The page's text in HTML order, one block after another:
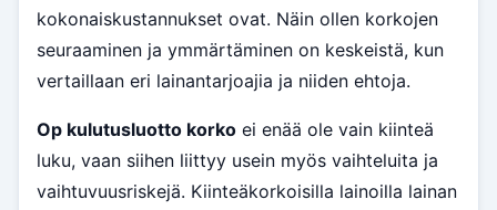
kokonaiskustannukset ovat. Näin ollen korkojen
seuraaminen ja ymmärtäminen on keskeistä, kun
vertaillaan eri lainantarjoajia ja niiden ehtoja.
Op kulutusluotto korko ei enää ole vain kiinteä
luku, vaan siihen liittyy usein myös vaihteluita ja
vaihtuvuusriskejä. Kiinteäkorkoisilla lainoilla lainan